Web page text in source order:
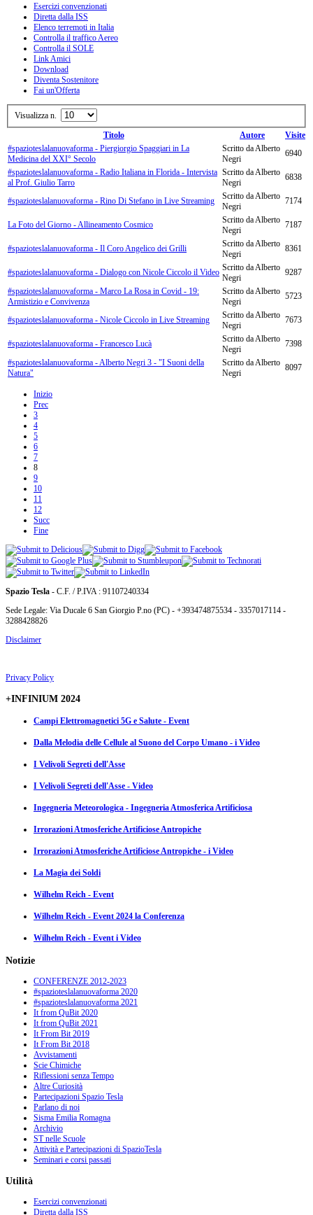
Esercizi convenzionati
Diretta dalla ISS
Elenco terremoti in Italia
Controlla il traffico Aereo
Controlla il SOLE
Link Amici
Download
Diventa Sostenitore
Fai un'Offerta
Visualizza n.
Titolo Autore
Visite
#spazioteslalanuovaforma - Piergiorgio Spaggiari in La
Medicina del XXI° Secolo
Scritto da Alberto
Negri
6940
#spazioteslalanuovaforma - Radio Italiana in Florida - Intervista
al Prof. Giulio Tarro
Scritto da Alberto
Negri
6838
#spazioteslalanuovaforma - Rino Di Stefano in Live Streaming
Scritto da Alberto
Negri
7174
La Foto del Giorno - Allineamento Cosmico
Scritto da Alberto
Negri
7187
#spazioteslalanuovaforma - Il Coro Angelico dei Grilli
Scritto da Alberto
Negri
8361
#spazioteslalanuovaforma - Dialogo con Nicole Ciccolo il Video Scritto da Alberto
Negri
9287
#spazioteslalanuovaforma - Marco La Rosa in Covid - 19:
Armistizio e Convivenza
Scritto da Alberto
Negri
5723
#spazioteslalanuovaforma - Nicole Ciccolo in Live Streaming
Scritto da Alberto
Negri
7673
#spazioteslalanuovaforma - Francesco Lucà
Scritto da Alberto
Negri
7398
#spazioteslalanuovaforma - Alberto Negri 3 - "I Suoni della
Natura"
Scritto da Alberto
Negri
8097
Inizio
Prec
3
4
5
6
7
8
9
10
11
12
Succ
Fine
Spazio Tesla - C.F. / P.IVA : 91107240334
Sede Legale: Via Ducale 6 San Giorgio P.no (PC) - +393474875534 - 3357017114 -
3288428826
Disclaimer
Privacy Policy
+INFINIUM 2024
Campi Elettromagnetici 5G e Salute - Event
Dalla Melodia delle Cellule al Suono del Corpo Umano - i Video
I Velivoli Segreti dell'Asse
I Velivoli Segreti dell'Asse - Video
Ingegneria Meteorologica - Ingegneria Atmosferica Artificiosa
Irrorazioni Atmosferiche Artificiose Antropiche
Irrorazioni Atmosferiche Artificiose Antropiche - i Video
La Magia dei Soldi
Wilhelm Reich - Event
Wilhelm Reich - Event 2024 la Conferenza
Wilhelm Reich - Event i Video
Notizie
CONFERENZE 2012-2023
#spazioteslalanuovaforma 2020
#spazioteslalanuovaforma 2021
It from QuBit 2020
It from QuBit 2021
It From Bit 2019
It From Bit 2018
Avvistamenti
Scie Chimiche
Riflessioni senza Tempo
Altre Curiosità
Partecipazioni Spazio Tesla
Parlano di noi
Sisma Emilia Romagna
Archivio
ST nelle Scuole
Attività e Partecipazioni di SpazioTesla
Seminari e corsi passati
Utilità
Esercizi convenzionati
Diretta dalla ISS